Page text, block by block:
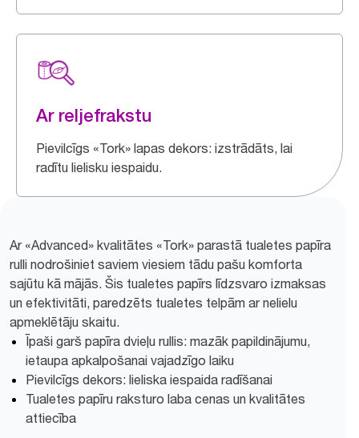
Ar reljefrakstu
Pievilcīgs «Tork» lapas dekors: izstrādāts, lai
radītu lielisku iespaidu.
Ar «Advanced» kvalitātes «Tork» parastā tualetes papīra
rulli nodrošiniet saviem viesiem tādu pašu komforta
sajūtu kā mājās. Šis tualetes papīrs līdzsvaro izmaksas
un efektivitāti, paredzēts tualetes telpām ar nelielu
apmeklētāju skaitu.
Īpaši garš papīra dvieļu rullis: mazāk papildinājumu,
ietaupa apkalpošanai vajadzīgo laiku
Pievilcīgs dekors: lieliska iespaida radīšanai
Tualetes papīru raksturo laba cenas un kvalitātes
attiecība